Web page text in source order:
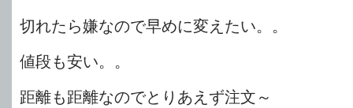
切れたら嫌なので早めに変えたい。。
値段も安い。。
距離も距離なのでとりあえず注文～